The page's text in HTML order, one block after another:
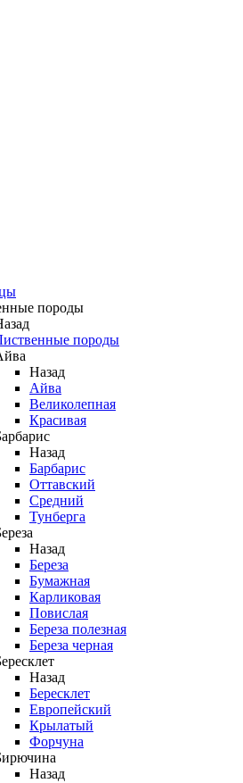
породы
породы
Назад
Айва
Великолепная
Красивая
Назад
Барбарис
Оттавский
Средний
Тунберга
Назад
Береза
Бумажная
Карликовая
Повислая
Береза полезная
Береза черная
Назад
Бересклет
Европейский
Крылатый
Форчуна
Назад